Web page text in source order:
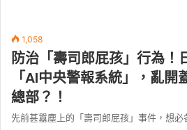
1,058
防治「壽司郎屁孩」行為！
「AI中央警報系統」，亂
總部？！
先前甚囂塵上的「壽司郎屁孩」事件，想